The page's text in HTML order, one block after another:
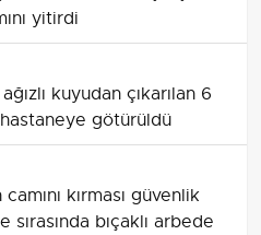
yitirdi
kuyudan çıkarılan 6
götürüldü
kırması güvenlik
sırasında bıçaklı arbede